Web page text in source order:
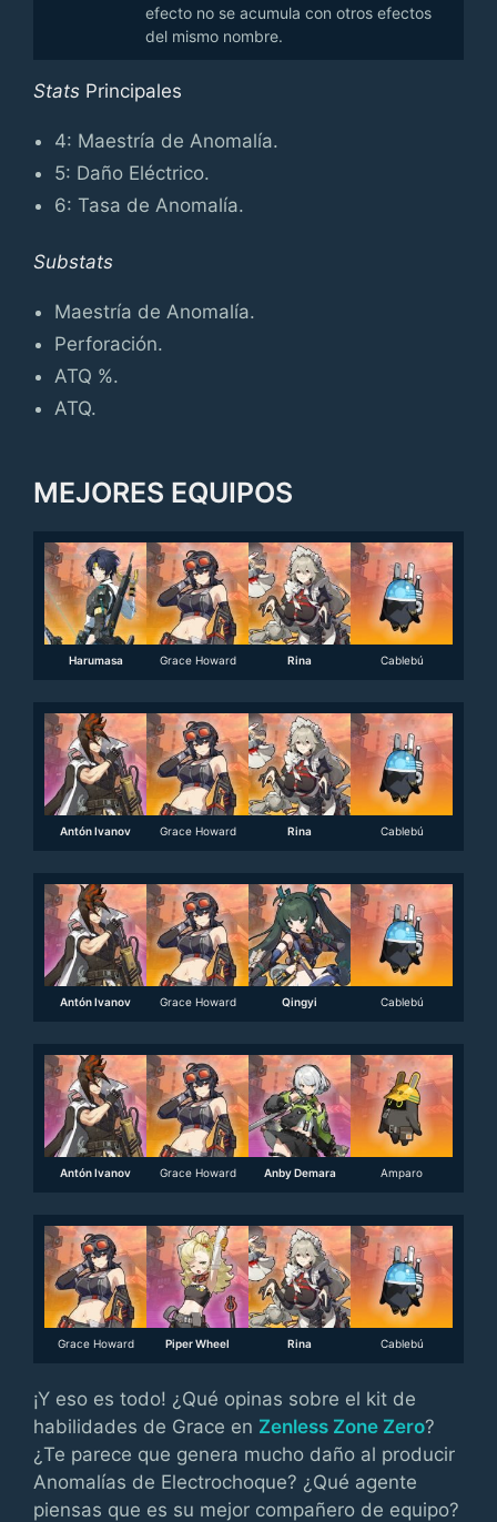
efecto no se acumula con otros efectos
del mismo nombre.
Stats Principales
4: Maestría de Anomalía.
5: Daño Eléctrico.
6: Tasa de Anomalía.
Substats
Maestría de Anomalía.
Perforación.
ATQ %.
ATQ.
MEJORES EQUIPOS
Harumasa Grace Howard Rina Cablebú
Antón Ivanov Grace Howard Rina Cablebú
Antón Ivanov Grace Howard Qingyi Cablebú
Antón Ivanov Grace Howard Anby Demara Amparo
Grace Howard Piper Wheel Rina Cablebú
¡Y eso es todo! ¿Qué opinas sobre el kit de
habilidades de Grace en Zenless Zone Zero?
¿Te parece que genera mucho daño al producir
Anomalías de Electrochoque? ¿Qué agente
piensas que es su mejor compañero de equipo?